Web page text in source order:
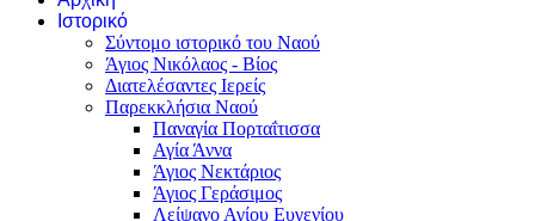
Ιστορικό
Σύντομο ιστορικό του Ναού
Άγιος Νικόλαος - Βίος
Διατελέσαντες Ιερείς
Παρεκκλήσια Ναού
Παναγία Πορταΐτισσα
Αγία Άννα
Άγιος Νεκτάριος
Άγιος Γεράσιμος
Λείψανο Αγίου Ευγενίου